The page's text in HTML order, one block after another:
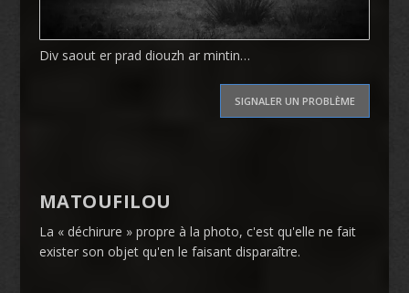
Div saout er prad diouzh ar mintin…
SIGNALER UN PROBLÈME
MATOUFILOU
La « déchirure » propre à la photo, c'est qu'elle ne fait
exister son objet qu'en le faisant disparaître.